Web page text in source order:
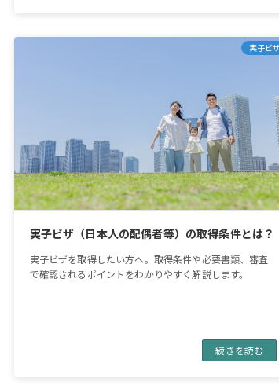
実子ビザ
実子ビザ（日本人の配偶者等）の取得条件とは？
実子ビザを取得したい方へ。取得条件や必要書類、審査
で確認されるポイントをわかりやすく解説します。
続きを読む